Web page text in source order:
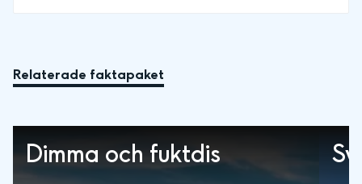
Relaterade faktapaket
Dimma och fuktdis